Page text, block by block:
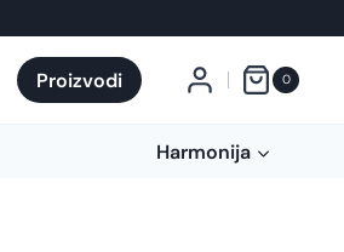
Proizvodi 0
Harmonija